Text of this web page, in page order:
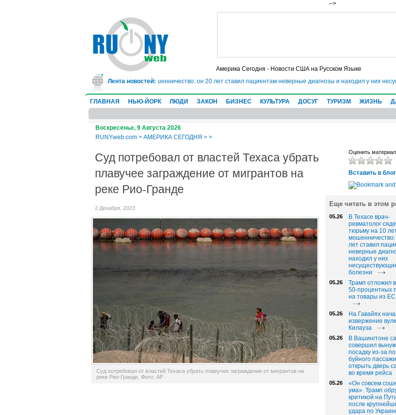
-->
Америка Сегодня - Новости США на Русском Языке
Лента новостей:
врач-ревматолог сядет в тюрьму на 10 лет за мошенничество: он 20 лет ставил пациентам неверные диагнозы и находил у них
ГЛАВНАЯ НЬЮ-ЙОРК ЛЮДИ ЗАКОН БИЗНЕС КУЛЬТУРА ДОСУГ ТУРИЗМ ЖИЗНЬ
Воскресенье, 9 Августа 2026
RUNYweb.com > АМЕРИКА СЕГОДНЯ > >
Оценить материал
Вставить в блог
Еще читать в этом
05.26
В Техасе врач-
ревматолог
тюрьму на 10
лет ставил
неверные
находил у них
болезни
05.26
Трамп отложил
50-процентных
на товары из
05.26
На Гавайях
извержение
Килауэа
05.26
В Вашингтоне
совершил
посадку из-за
буйного
открыть дверь
во время рейса
05.26
«Он совсем
ума». Трамп
критикой на
после
удара по
Суд потребовал от властей Техаса убрать
плавучее заграждение от мигрантов на
реке Рио-Гранде
2 Декабря, 2023
Суд потребовал от властей Техаса убрать плавучее заграждение от мигрантов на
реке Рио-Гранде. Фото: AP